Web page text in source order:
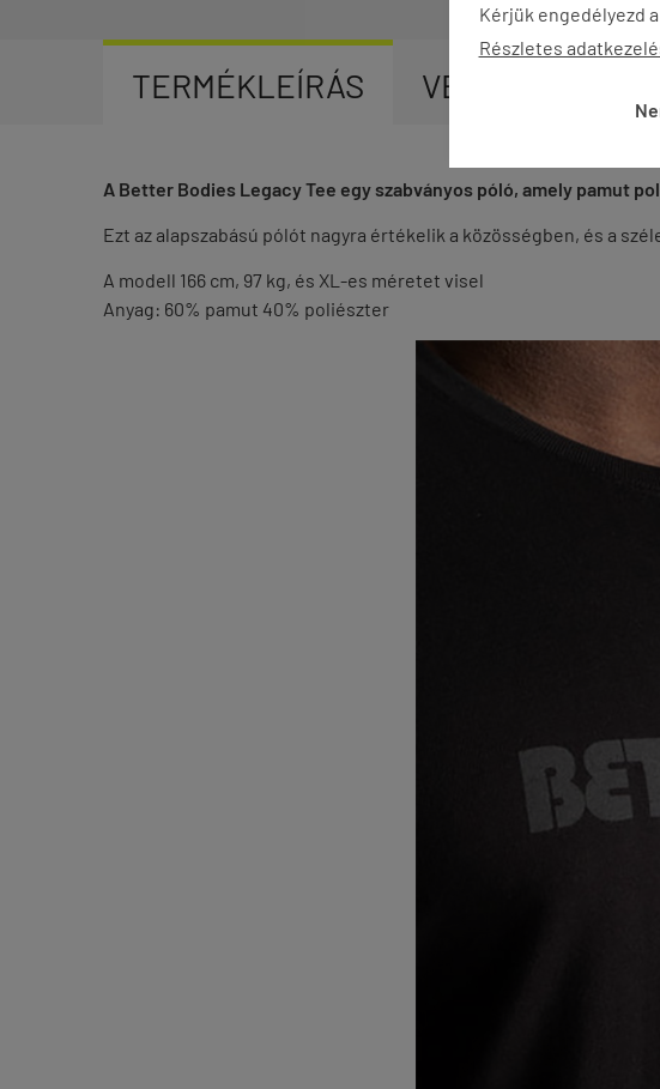
Kérjük engedélyezd
Részletes
TERMÉKLEÍRÁS VÉLEMÉNYEK
A Better Bodies Legacy Tee egy szabványos póló, amely pamut
Ezt az alapszabású pólót nagyra értékelik a közösségben, és a
A modell 166 cm, 97 kg, és XL-es méretet visel
Anyag: 60% pamut 40% poliészter